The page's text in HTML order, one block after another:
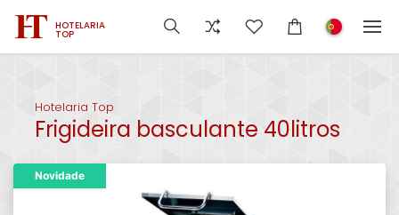
HOTELARIA
TOP
Hotelaria Top
Frigideira basculante 40litros
Novidade